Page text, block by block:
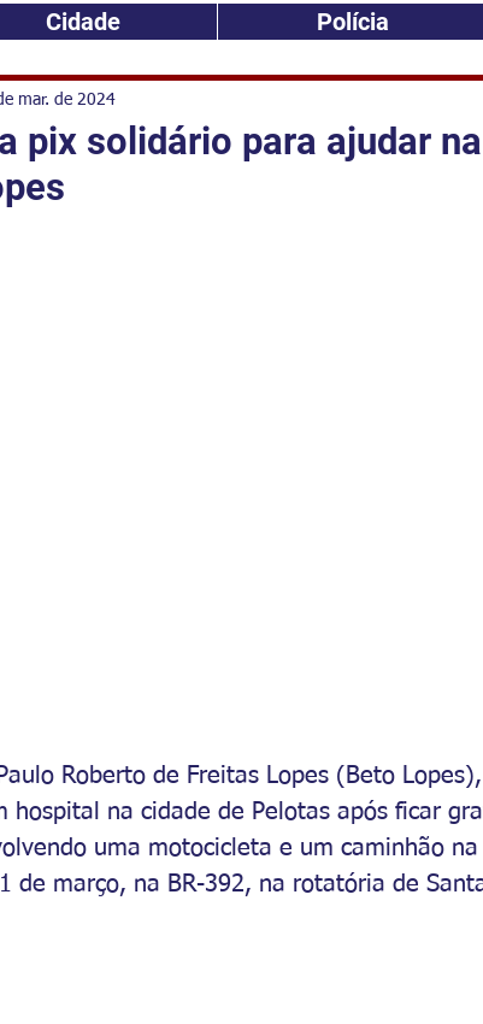
Cidade Polícia
pix solidário para ajudar
mar. de 2024
Paulo Roberto de Freitas Lopes (Beto
hospital na cidade de Pelotas após ficar
uma motocicleta e um caminhão
de março, na BR-392, na rotatória de